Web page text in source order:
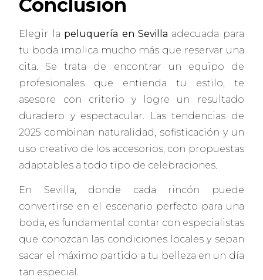
Conclusión
Elegir la peluquería en Sevilla adecuada para
tu boda implica mucho más que reservar una
cita. Se trata de encontrar un equipo de
profesionales que entienda tu estilo, te
asesore con criterio y logre un resultado
duradero y espectacular. Las tendencias de
2025 combinan naturalidad, sofisticación y un
uso creativo de los accesorios, con propuestas
adaptables a todo tipo de celebraciones.
En Sevilla, donde cada rincón puede
convertirse en el escenario perfecto para una
boda, es fundamental contar con especialistas
que conozcan las condiciones locales y sepan
sacar el máximo partido a tu belleza en un día
tan especial.